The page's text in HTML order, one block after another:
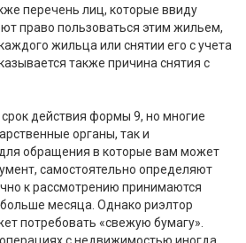
перечень лиц, которые ввиду
право пользоваться этим жильем,
жильца или снятии его с учета
также причина снятия с
действия формы 9, но многие
органы, так и
обращения в которые вам может
самостоятельно определяют
к рассмотрению принимаются
месяца. Однако риэлтор
потребовать «свежую бумагу».